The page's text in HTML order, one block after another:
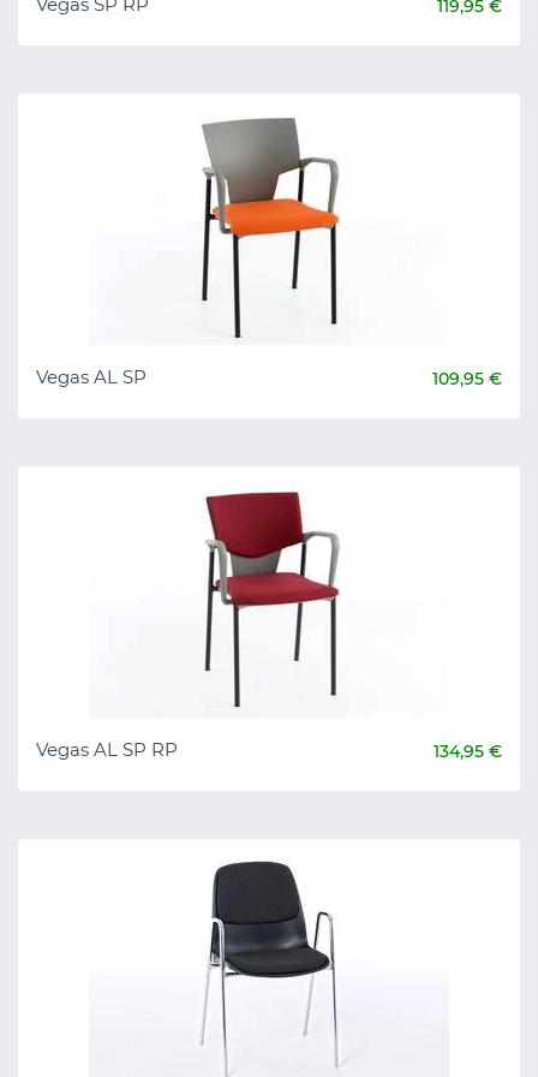
119,95 €
Vegas AL SP 109,95 €
Vegas AL SP RP 134,95 €